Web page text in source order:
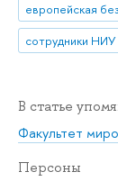
европейская
сотрудники
В статье
Факультет
Персоны